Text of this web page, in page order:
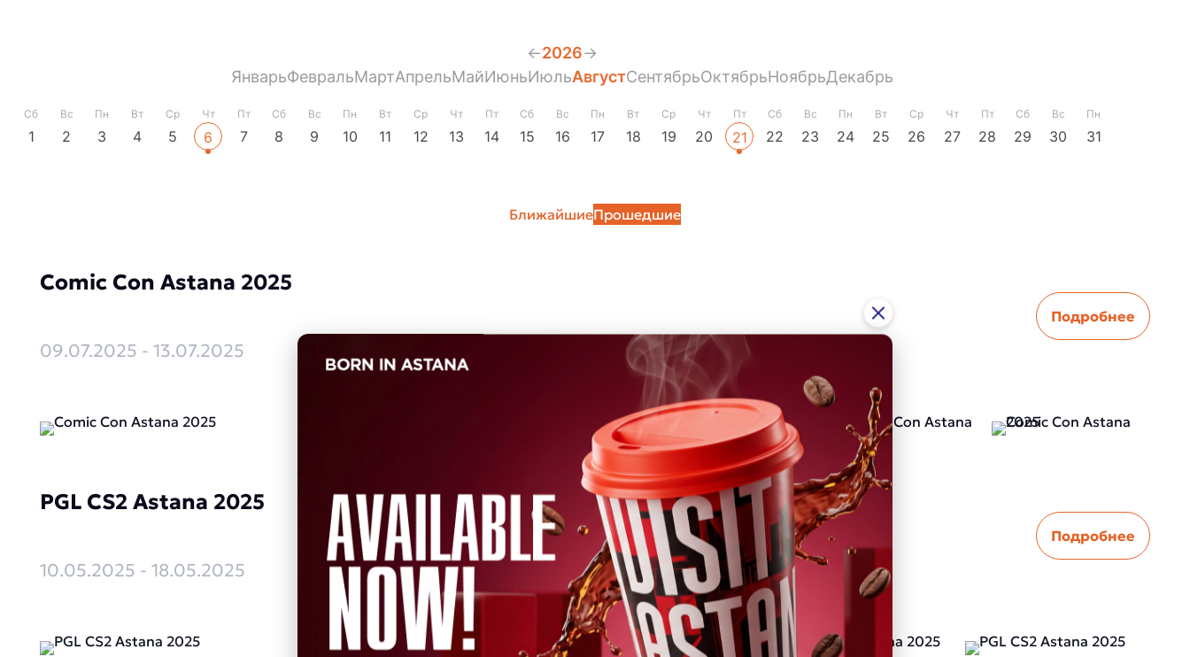
БлижайшиеПрошедшие
Comic Con Astana 2025
09.07.2025 - 13.07.2025
Подробнее
PGL CS2 Astana 2025
10.05.2025 - 18.05.2025
Подробнее
←2026→
ЯнварьФевральМартАпрельМайИюньИюльАвгустСентябрьОктябрьНоябрьДекабрь
Сб
1
Вс
2
Пн
3
Вт
4
Ср
5
Чт
6
Пт
7
Сб
8
Вс
9
Пн
10
Вт
11
Ср
12
Чт
13
Пт
14
Сб
15
Вс
16
Пн
17
Вт
18
Ср
19
Чт
20
Пт
21
Сб
22
Вс
23
Пн
24
Вт
25
Ср
26
Чт
27
Пт
28
Сб
29
Вс
30
Пн
31